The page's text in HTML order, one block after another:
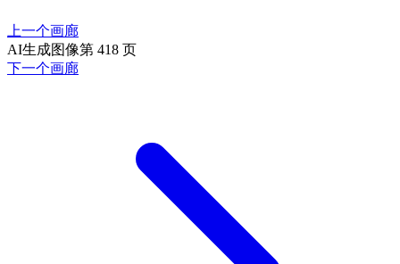
上一个画廊
AI生成图像第 418 页
下一个画廊